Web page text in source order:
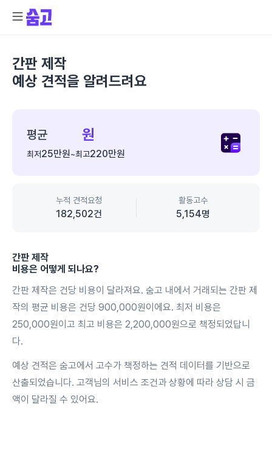
간판 제작
예상 견적을 알려드려요
평균 원
최저25만원~최고220만원
누적 견적요청
182,502건
활동고수
5,154명
간판 제작
비용은 어떻게 되나요?
간판 제작은 건당 비용이 달라져요. 숨고 내에서 거래되는 간판 제
작의 평균 비용은 건당 900,000원이에요. 최저 비용은
250,000원이고 최고 비용은 2,200,000원으로 책정되었답니
다.
예상 견적은 숨고에서 고수가 책정하는 견적 데이터를 기반으로
산출되었습니다. 고객님의 서비스 조건과 상황에 따라 상담 시 금
액이 달라질 수 있어요.